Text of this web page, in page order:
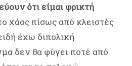
ότι είμαι φρικτή
χάος πίσως από κλειστές
έχω διπολική
δεν θα φύγει ποτέ από